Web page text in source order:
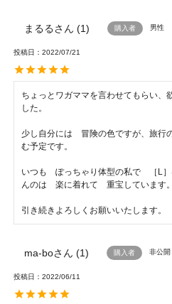
まるる 1 購入者 男性
投稿日 2022/07/21
ちょっとワガママを言わせてもらい、
した。
少し自分には　冒険の色ですが、旅行
む予定です。
いつも　ぽっちゃり体型の私で　［L
んのは　楽に着れて　重宝しています。
引き続きよろしくお願いいたします。
ma-bo 1 購入者 非公開
投稿日 2022/06/11